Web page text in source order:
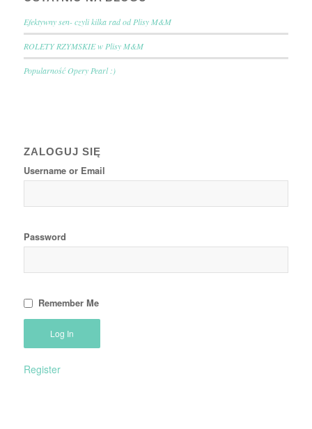
Efektywny sen- czyli kilka rad od Plisy M&M
ROLETY RZYMSKIE w Plisy M&M
Popularność Opery Pearl :)
ZALOGUJ SIĘ
Username or Email
Password
Remember Me
Register